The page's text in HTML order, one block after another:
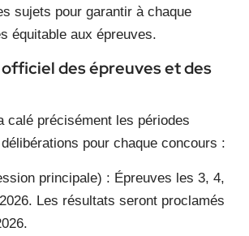
sujets pour garantir à chaque
équitable aux épreuves.
des épreuves et des
calé précisément les périodes
pour chaque concours :
principale) : Épreuves les 3, 4,
Les résultats seront proclamés